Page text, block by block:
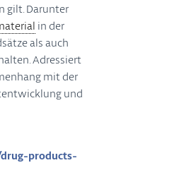
gilt. Darunter
in der
als auch
Adressiert
mit der
und
products-